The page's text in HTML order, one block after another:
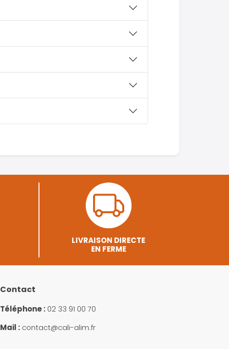
LIVRAISON DIRECTE
EN FERME
Contact
Téléphone : 02 33 91 00 70
Mail : contact@cali-alim.fr